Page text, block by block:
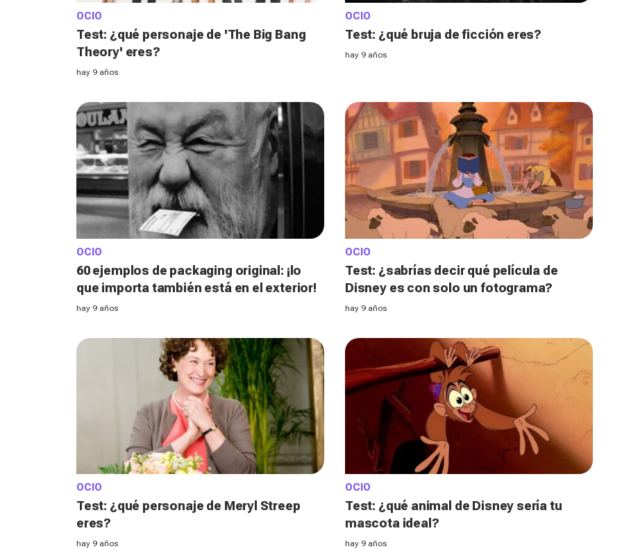
OCIO
Test: ¿qué personaje de 'The Big Bang
Theory' eres?
hay 9 años
OCIO
Test: ¿qué bruja de ficción eres?
hay 9 años
OCIO
60 ejemplos de packaging original: ¡lo
que importa también está en el exterior!
hay 9 años
OCIO
Test: ¿sabrías decir qué película de
Disney es con solo un fotograma?
hay 9 años
OCIO
Test: ¿qué personaje de Meryl Streep
eres?
hay 9 años
OCIO
Test: ¿qué animal de Disney sería tu
mascota ideal?
hay 9 años